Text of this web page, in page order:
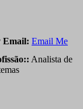
Email: Email Me
Analista de